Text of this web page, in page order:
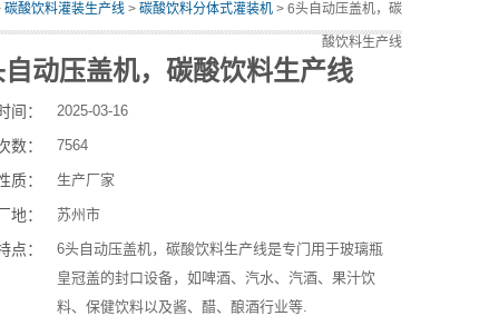
碳酸饮料灌装生产线 > 碳酸饮料分体式灌装机 > 6头自动压盖机，碳
酸饮料生产线
自动压盖机，碳酸饮料生产线
间： 2025-03-16
数： 7564
质： 生产厂家
地： 苏州市
点：
6头自动压盖机，碳酸饮料生产线是专门用于玻璃瓶
皇冠盖的封口设备，如啤酒、汽水、汽酒、果汁饮
料、保健饮料以及酱、醋、酿酒行业等.